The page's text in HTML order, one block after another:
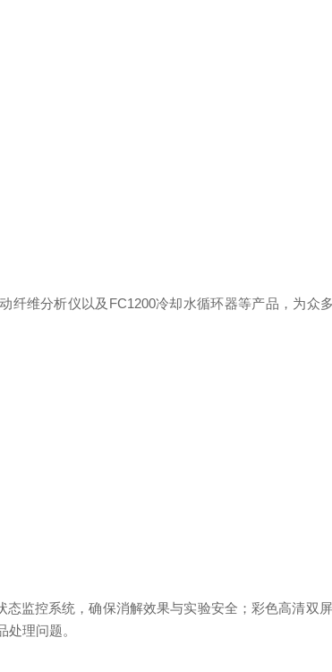
维分析仪以及FC1200冷却水循环器等产品，为众
监控系统，确保消解效果与实验安全；彩色高清双
理问题。